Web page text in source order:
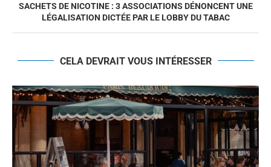
SACHETS DE NICOTINE : 3 ASSOCIATIONS DÉNONCENT UNE
LÉGALISATION DICTÉE PAR LE LOBBY DU TABAC
CELA DEVRAIT VOUS INTÉRESSER